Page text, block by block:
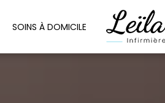
SOINS À DOMICILE